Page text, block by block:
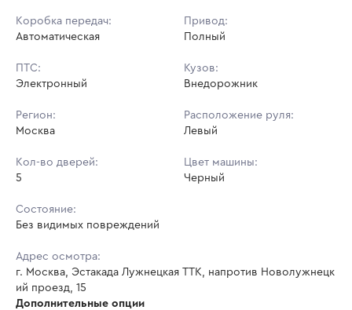
Коробка передач:
Автоматическая
Привод:
Полный
ПТС:
Электронный
Кузов:
Внедорожник
Регион:
Москва
Расположение руля:
Левый
Кол-во дверей:
5
Цвет машины:
Черный
Состояние:
Без видимых повреждений
Адрес осмотра:
г. Москва, Эстакада Лужнецкая ТТК, напротив Новолужнецк
ий проезд, 15
Дополнительные опции